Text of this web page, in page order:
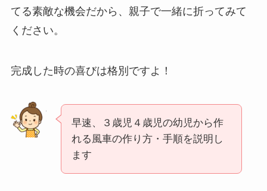
てる素敵な機会だから、親子で一緒に折ってみて
ください。
完成した時の喜びは格別ですよ！
早速、３歳児４歳児の幼児から作
れる風車の作り方・手順を説明し
ます